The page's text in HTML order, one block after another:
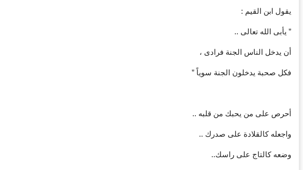
‏يقول ابن القيم :
‏” يأبى الله تعالى ..
‏أن يدخل الناس الجنة فرادى ،
‏فكل صحبة يدخلون الجنة سوياً ”
‏أحرص على من يحبك من قلبه ..
‏واجعله كالقلادة على صدرك ..
‏وضعه كالتاج على راسك..